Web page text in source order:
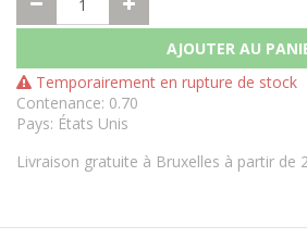
AJOUTER AU
Temporairement en rupture de stock
Contenance: 0.70
Pays: États Unis
Livraison gratuite à Bruxelles à partir de